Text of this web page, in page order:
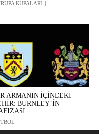
KUPALARI
ARMANIN İÇİNDEKİ
BURNLEY’ÍN